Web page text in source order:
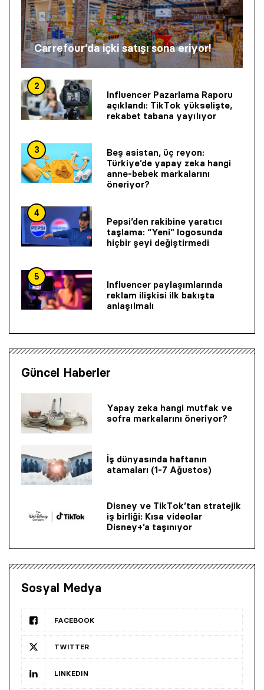
Carrefour’da içki satışı sona eriyor!
2
Influencer Pazarlama Raporu
açıklandı: TikTok yükselişte,
rekabet tabana yayılıyor
3
Beş asistan, üç reyon:
Türkiye’de yapay zeka hangi
anne-bebek markalarını
öneriyor?
4
Pepsi’den rakibine yaratıcı
taşlama: “Yeni” logosunda
hiçbir şeyi değiştirmedi
5
Influencer paylaşımlarında
reklam ilişkisi ilk bakışta
anlaşılmalı
Güncel Haberler
Yapay zeka hangi mutfak ve
sofra markalarını öneriyor?
İş dünyasında haftanın
atamaları (1-7 Ağustos)
Disney ve TikTok’tan stratejik
iş birliği: Kısa videolar
Disney+’a taşınıyor
Sosyal Medya
FACEBOOK
TWITTER
LINKEDIN